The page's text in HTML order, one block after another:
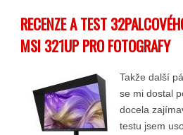
RECENZE A TEST
MSI 321UP PRO FOTOGRAFY
Takže další
se mi dostal
docela
testu jsem